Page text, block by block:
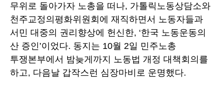
무위로 돌아가자 노총을 떠나, 가톨릭노동상담소와
천주교정의평화위원회에 재직하면서 노동자들과
서민 대중의 권리향상에 헌신한, ‘한국 노동운동의
산 증인’이었다. 동지는 10월 2일 민주노총
투쟁본부에서 밤늦게까지 노동법 개정 대책회의를
하고, 다음날 갑작스런 심장마비로 운명했다.